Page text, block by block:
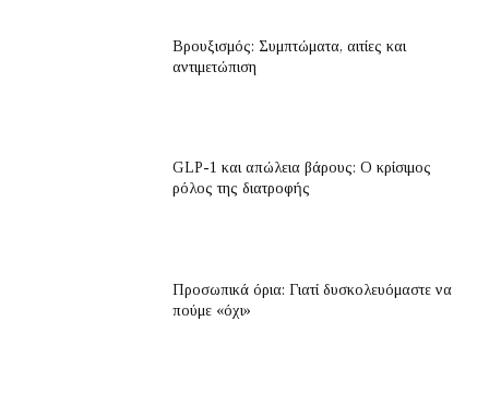
Βρουξισμός: Συμπτώματα, αιτίες και
αντιμετώπιση
GLP-1 και απώλεια βάρους: Ο κρίσιμος
ρόλος της διατροφής
Προσωπικά όρια: Γιατί δυσκολευόμαστε να
πούμε «όχι»